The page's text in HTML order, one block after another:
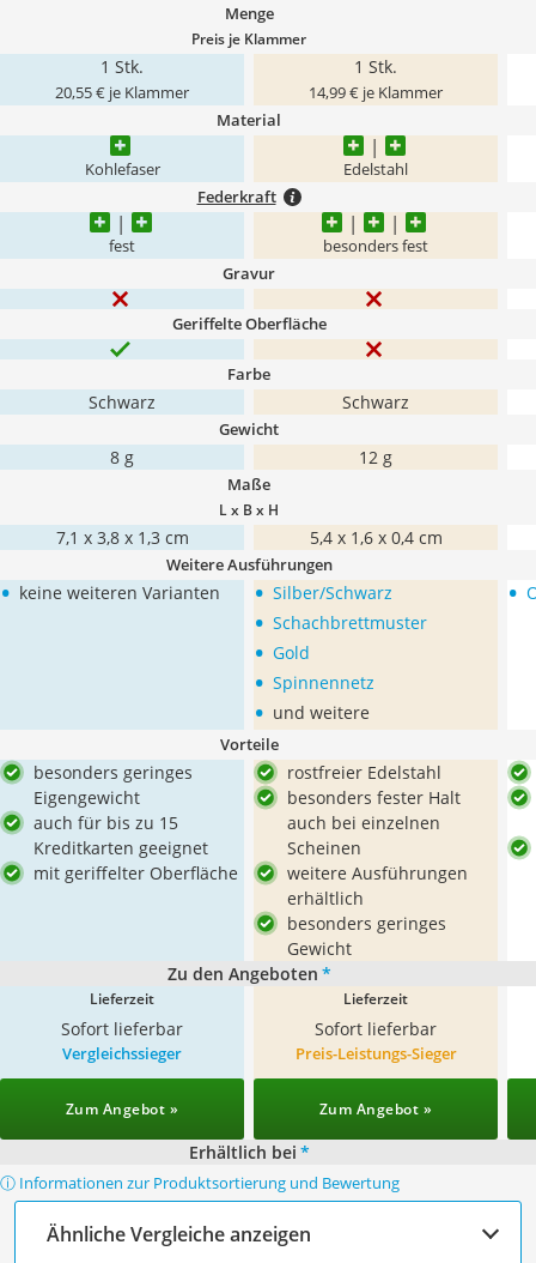
Menge
Preis je Klammer
1 Stk.
20,55 € je Klammer
1 Stk.
14,99 € je Klammer
Material
Kohlefaser Edelstahl
Federkraft
fest besonders fest
Gravur
Geriffelte Oberfläche
Farbe
Schwarz Schwarz
Gewicht
8 g 12 g
Maße
L x B x H
7,1 x 3,8 x 1,3 cm 5,4 x 1,6 x 0,4 cm
Weitere Ausführungen
• keine weiteren Varianten • Silber/Schwarz
• Schachbrettmuster
• Gold
• Spinnennetz
• und weitere
•
Vorteile
besonders geringes
Eigengewicht
auch für bis zu 15
Kreditkarten geeignet
mit geriffelter Oberfläche
rostfreier Edelstahl
besonders fester Halt
auch bei einzelnen
Scheinen
weitere Ausführungen
erhältlich
besonders geringes
Gewicht
Zu den Angeboten *
Lieferzeit
Sofort lieferbar
Lieferzeit
Sofort lieferbar
Vergleichssieger
Zum Angebot »
Preis-Leistungs-Sieger
Zum Angebot »
Erhältlich bei *
ⓘ Informationen zur Produktsortierung und Bewertung
Ähnliche Vergleiche anzeigen